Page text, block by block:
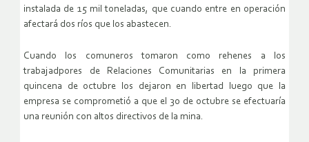
instalada de 15 mil toneladas, que cuando entre en operación
afectará dos ríos que los abastecen.
Cuando los comuneros tomaron como rehenes a los
trabajadpores de Relaciones Comunitarias en la primera
quincena de octubre los dejaron en libertad luego que la
empresa se comprometió a que el 30 de octubre se efectuaría
una reunión con altos directivos de la mina.